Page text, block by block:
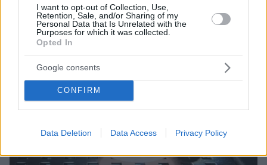
I want to opt-out of Collection, Use,
Retention, Sale, and/or Sharing of my
Personal Data that Is Unrelated with the
Purposes for which it was collected.
Opted In
Google consents
CONFIRM
Data Deletion Data Access Privacy Policy